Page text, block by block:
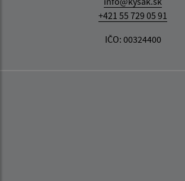
+421 55 729 05 91
IČO: 00324400